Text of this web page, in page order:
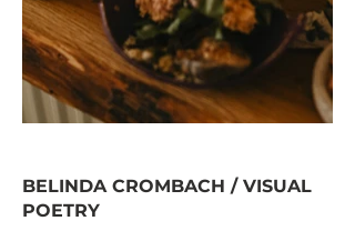
BELINDA CROMBACH / VISUAL
POETRY